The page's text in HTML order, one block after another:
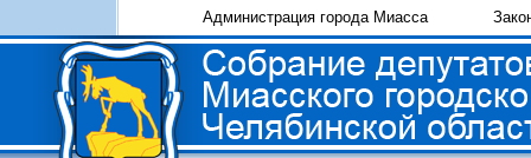
Администрация города Миасса